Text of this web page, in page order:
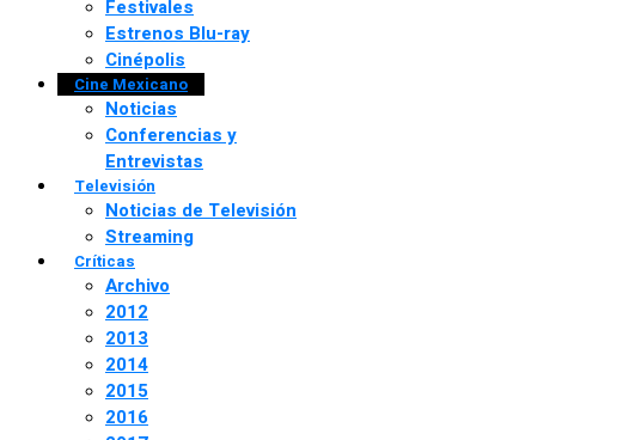
Festivales
Estrenos Blu-ray
Cinépolis
Cine Mexicano
Noticias
Conferencias y
Entrevistas
Televisión
Noticias de Televisión
Streaming
Críticas
Archivo
2012
2013
2014
2015
2016